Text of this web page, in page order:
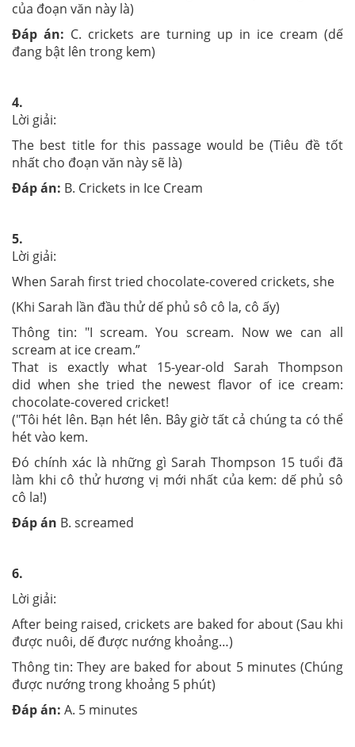
của đoạn văn này là)
Đáp án: C. crickets are turning up in ice cream (dế
đang bật lên trong kem)
4.
Lời giải:
The best title for this passage would be (Tiêu đề tốt
nhất cho đoạn văn này sẽ là)
Đáp án: B. Crickets in Ice Cream
5.
Lời giải:
When Sarah first tried chocolate-covered crickets, she
(Khi Sarah lần đầu thử dế phủ sô cô la, cô ấy)
Thông tin: "I scream. You scream. Now we can all
scream at ice cream.”
That is exactly what 15-year-old Sarah Thompson
did when she tried the newest flavor of ice cream:
chocolate-covered cricket!
("Tôi hét lên. Bạn hét lên. Bây giờ tất cả chúng ta có thể
hét vào kem.
Đó chính xác là những gì Sarah Thompson 15 tuổi đã
làm khi cô thử hương vị mới nhất của kem: dế phủ sô
cô la!)
Đáp án B. screamed
6.
Lời giải:
After being raised, crickets are baked for about (Sau khi
được nuôi, dế được nướng khoảng…)
Thông tin: They are baked for about 5 minutes (Chúng
được nướng trong khoảng 5 phút)
Đáp án: A. 5 minutes